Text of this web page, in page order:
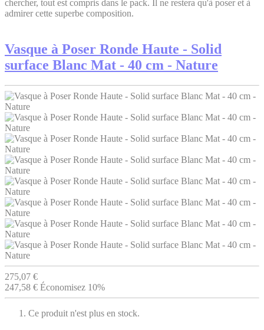
chercher, tout est compris dans le pack. Il ne restera qu'à poser et à
admirer cette superbe composition.
Vasque à Poser Ronde Haute - Solid
surface Blanc Mat - 40 cm - Nature
275,07 €
247,58 € Économisez 10%
Ce produit n'est plus en stock.